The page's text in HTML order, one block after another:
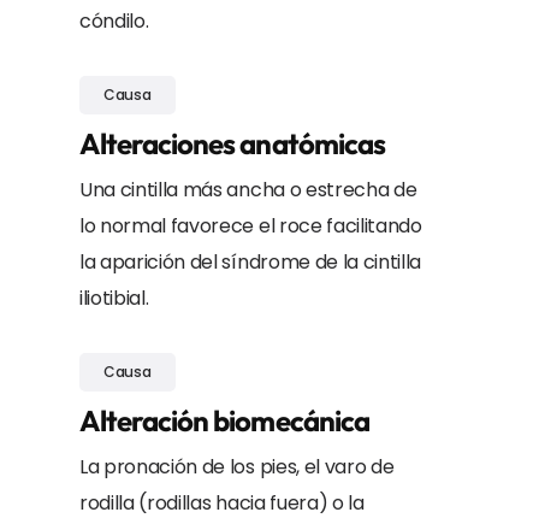
cóndilo.
Causa
Alteraciones anatómicas
Una cintilla más ancha o estrecha de
lo normal favorece el roce facilitando
la aparición del síndrome de la cintilla
iliotibial.
Causa
Alteración biomecánica
La pronación de los pies, el varo de
rodilla (rodillas hacia fuera) o la